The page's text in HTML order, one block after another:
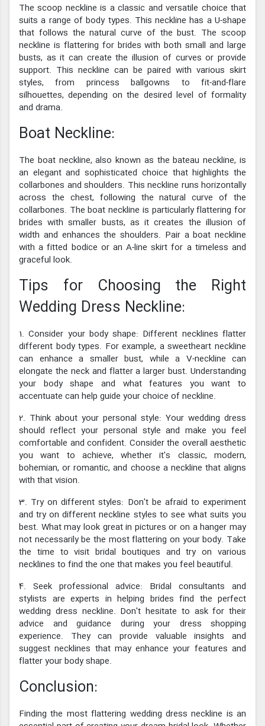
The scoop neckline is a classic and versatile choice that
suits a range of body types. This neckline has a U-shape
that follows the natural curve of the bust. The scoop
neckline is flattering for brides with both small and large
busts, as it can create the illusion of curves or provide
support. This neckline can be paired with various skirt
styles, from princess ballgowns to fit-and-flare
silhouettes, depending on the desired level of formality
and drama.
Boat Neckline:
The boat neckline, also known as the bateau neckline, is
an elegant and sophisticated choice that highlights the
collarbones and shoulders. This neckline runs horizontally
across the chest, following the natural curve of the
collarbones. The boat neckline is particularly flattering for
brides with smaller busts, as it creates the illusion of
width and enhances the shoulders. Pair a boat neckline
with a fitted bodice or an A-line skirt for a timeless and
graceful look.
Tips for Choosing the Right
Wedding Dress Neckline:
1. Consider your body shape: Different necklines flatter
different body types. For example, a sweetheart neckline
can enhance a smaller bust, while a V-neckline can
elongate the neck and flatter a larger bust. Understanding
your body shape and what features you want to
accentuate can help guide your choice of neckline.
2. Think about your personal style: Your wedding dress
should reflect your personal style and make you feel
comfortable and confident. Consider the overall aesthetic
you want to achieve, whether it's classic, modern,
bohemian, or romantic, and choose a neckline that aligns
with that vision.
3. Try on different styles: Don't be afraid to experiment
and try on different neckline styles to see what suits you
best. What may look great in pictures or on a hanger may
not necessarily be the most flattering on your body. Take
the time to visit bridal boutiques and try on various
necklines to find the one that makes you feel beautiful.
4. Seek professional advice: Bridal consultants and
stylists are experts in helping brides find the perfect
wedding dress neckline. Don't hesitate to ask for their
advice and guidance during your dress shopping
experience. They can provide valuable insights and
suggest necklines that may enhance your features and
flatter your body shape.
Conclusion:
Finding the most flattering wedding dress neckline is an